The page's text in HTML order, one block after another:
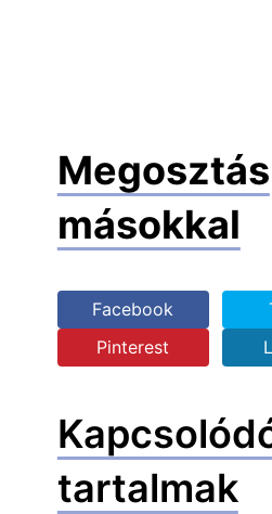
Megosztás
másokkal
Facebook
Pinterest
tartalmak